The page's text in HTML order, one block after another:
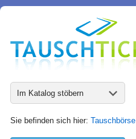
Im Katalog stöbern
Sie befinden sich hier: Tauschbörse